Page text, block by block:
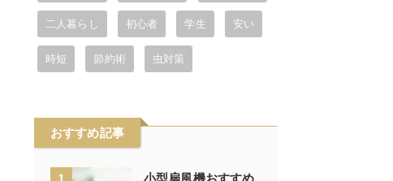
二人暮らし 初心者 学生 安い
時短 節約術 虫対策
おすすめ記事
1